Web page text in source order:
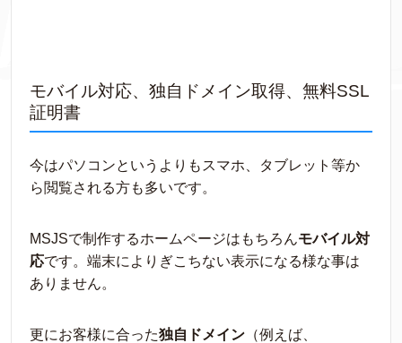
モバイル対応、独自ドメイン取得、無料SSL
証明書
今はパソコンというよりもスマホ、タブレット等か
ら閲覧される方も多いです。
MSJSで制作するホームページはもちろんモバイル対
応です。端末によりぎこちない表示になる様な事は
ありません。
更にお客様に合った独自ドメイン （例えば、